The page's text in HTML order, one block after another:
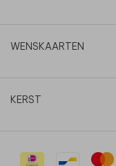
WENSKAARTEN
KERST